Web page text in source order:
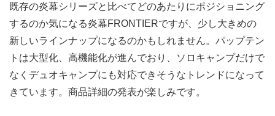
既存の炎幕シリーズと比べてどのあたりにポジショニング
するのか気になる炎幕FRONTIERですが、少し大きめの
新しいラインナップになるのかもしれません。パップテン
トは大型化、高機能化が進んでおり、ソロキャンプだけで
なくデュオキャンプにも対応できそうなトレンドになって
きています。商品詳細の発表が楽しみです。